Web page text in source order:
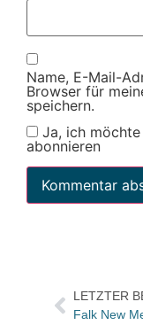
Name, E-Mail-
Browser für
speichern.
Ja, ich
abonnieren
LETZTER